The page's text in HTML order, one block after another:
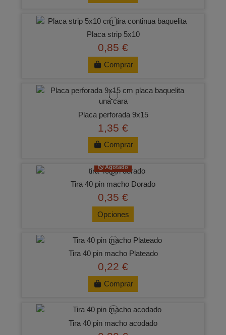
Placa strip 5x10
0,85 €
Comprar
Placa perforada 9x15
1,35 €
Comprar
Agotado
Tira 40 pin macho Dorado
0,35 €
Opciones
Tira 40 pin macho Plateado
0,22 €
Comprar
Tira 40 pin macho acodado